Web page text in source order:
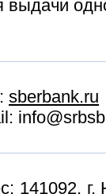
выдачи
sberbank.ru
141092,